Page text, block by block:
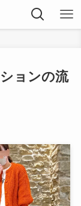
ョンの流